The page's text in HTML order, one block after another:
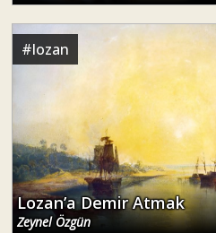
#lozan
Lozan’a Demir Atmak
Zeynel Özgün